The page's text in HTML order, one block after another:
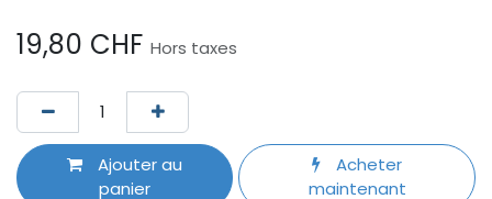
19,80 CHF Hors taxes
Ajouter au
panier
Acheter
maintenant